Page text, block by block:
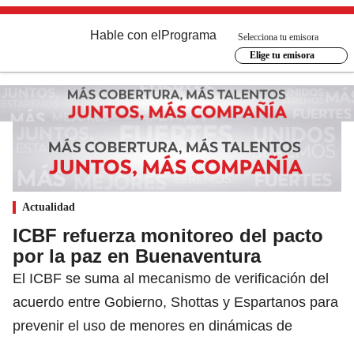
Hable con el Programa
Selecciona tu emisora
Elige tu emisora
Actualidad
ICBF refuerza monitoreo del pacto
por la paz en Buenaventura
El ICBF se suma al mecanismo de verificación del
acuerdo entre Gobierno, Shottas y Espartanos para
prevenir el uso de menores en dinámicas de